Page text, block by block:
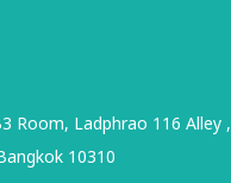
Room, Ladphrao 116 Alley ,
10310